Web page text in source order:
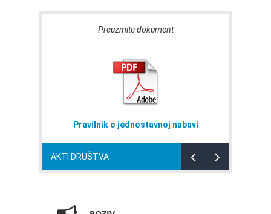
AKTI DRUŠTVA
Preuzmite dokument
Pravilnik o jednostavnoj nabavi